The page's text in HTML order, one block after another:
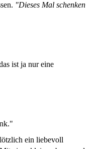
"Dieses Mal schenken
ist ja nur eine
ein liebevoll